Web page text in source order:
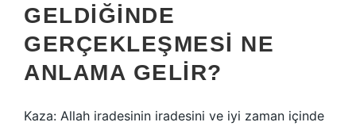
GELDIĞINDE
GERÇEKLEŞMESI NE
ANLAMA GELIR?
Kaza: Allah iradesinin iradesini ve iyi zaman içinde